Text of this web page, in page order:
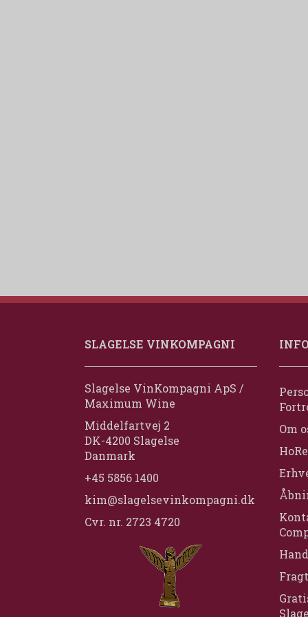
SLAGELSE VINKOMPAGNI
Slagelse VinKompagni ApS /
Maximum Wine
Middelfartvej 2
DK-4200 Slagelse
Danmark
+45 5856 1400
kim@slagelsevinkompagni.dk
Cvr. nr. 2723 4720
Om
Fragt